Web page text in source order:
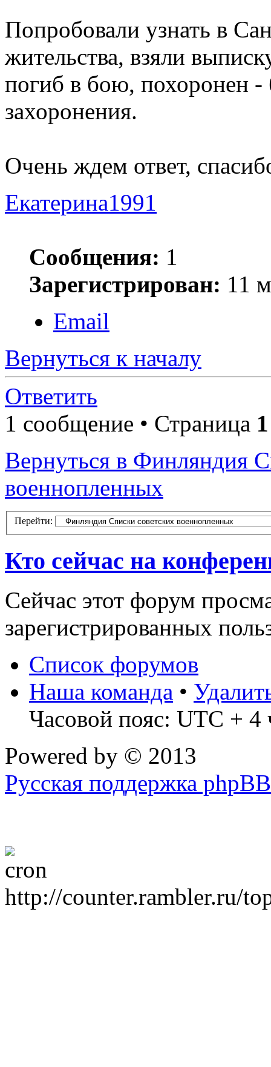
Попробовали узнать в
жительства, взяли
погиб в бою, похоронен -
захоронения.
Очень ждем ответ,
Екатерина1991
Сообщения: 1
Зарегистрирован: 11
Email
Вернуться к началу
Ответить
1 сообщение • Страница 1
Вернуться в Финляндия
военнопленных
Перейти:
Кто сейчас на
Сейчас этот форум
зарегистрированных
Список форумов
Наша команда •
Часовой пояс: UTC + 4
Powered by © 2013
Русская поддержка phpBB
http://counter.rambler.ru/